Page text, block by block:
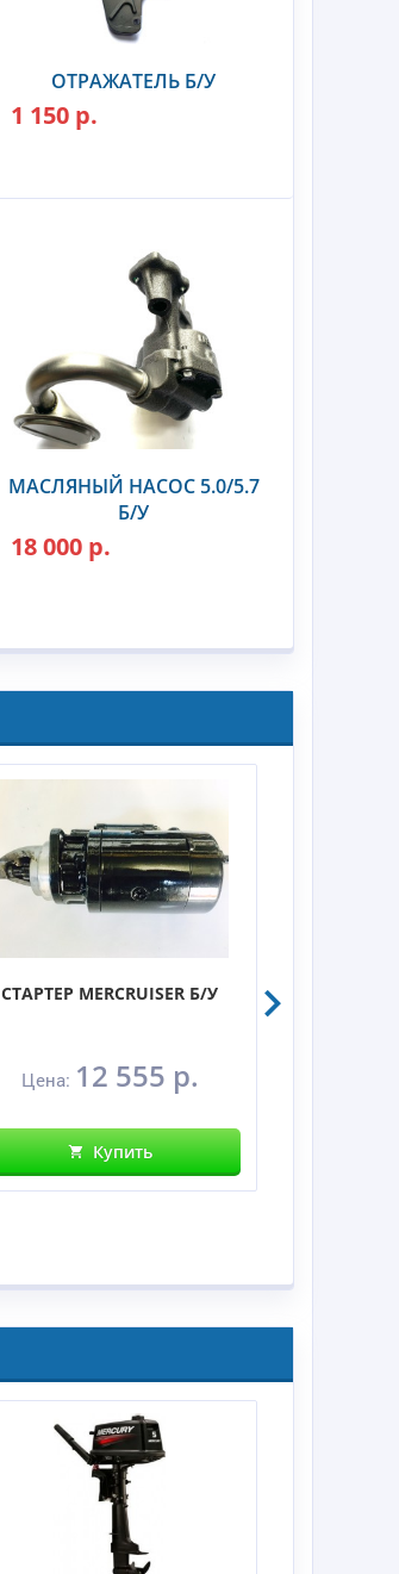
ОТРАЖАТЕЛЬ Б/У
1 150 р.
МАСЛЯНЫЙ НАСОС 5.0/5.7
Б/У
18 000 р.
СТАРТЕР MERCRUISER Б/У
Цена: 12 555 р.
Купить